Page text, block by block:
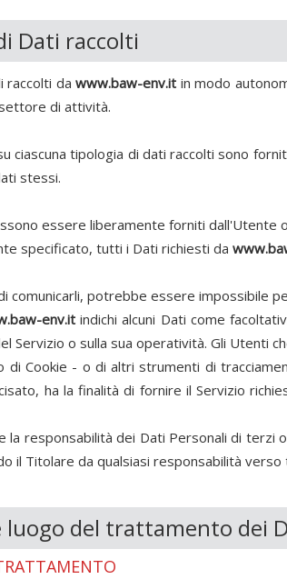
Dati raccolti
raccolti dawww.baw-env.it in modo
di attività.
ciascuna tipologia di dati raccolti sono
stessi.
essere liberamente forniti dall'Utente
specificato, tutti i Dati richiesti da
comunicarli, potrebbe essere impossibile
env.itindichi alcuni Dati come
Servizio o sulla sua operatività. Gli Utenti
di Cookie - o di altri strumenti di
ha la finalità di fornire il Servizio
la responsabilità dei Dati Personali di terzi
il Titolare da qualsiasi responsabilità verso
luogo del trattamento dei